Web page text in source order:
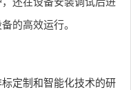
的高效运行。
定制和智能化技术的研